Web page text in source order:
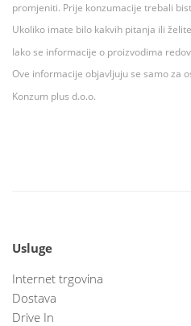
promjeniti. Prije konzumacije trebali
Ukoliko imate bilo kakvih pitanja ili
Iako se informacije o proizvodima
Ove informacije objavljuju se samo za
Konzum plus d.o.o.
Usluge
Internet trgovina
Dostava
Drive In